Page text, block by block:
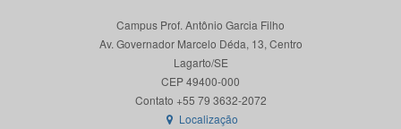
Campus Prof. Antônio Garcia Filho
Av. Governador Marcelo Déda, 13, Centro
Lagarto/SE
CEP 49400-000
Localização